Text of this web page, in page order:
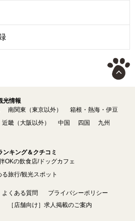
光情報
南関東（東京以外）
箱根・熱海・伊豆
近畿（大阪以外） 中国 四国
九州
キング＆クチコミ
OKの飲食店/ドッグカフェ
旅行/観光スポット
よくある質問
プライバシーポリシー
［店舗向け］求人掲載のご案内